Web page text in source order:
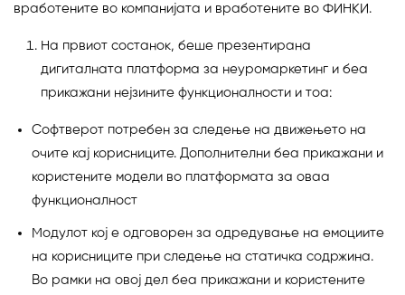
вработените во компанијата и вработените во ФИНКИ.
На првиот состанок, беше презентирана
дигиталната платформа за неуромаркетинг и беа
прикажани нејзините функционалности и тоа:
Софтверот потребен за следење на движењето на
очите кај корисниците. Дополнителни беа прикажани и
користените модели во платформата за оваа
функционалност
Модулот кој е одговорен за одредување на емоциите
на корисниците при следење на статичка содржина.
Во рамки на овој дел беа прикажани и користените